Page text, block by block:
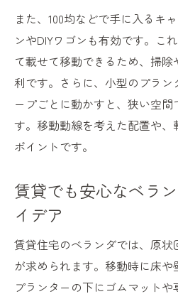
キッチンワゴンを使
の工夫
屋外プランターにも
方
移動式ベランダ菜園
る方法
材料費ゼロで始める
ペットボトル再利用
デア
賃貸でも簡単にでき
また、100均などで手に入るキ
ンやDIYワゴンも有効です。こ
て載せて移動できるため、掃
利です。さらに、小型のプラ
ープごとに動かすと、狭い空間
す。移動動線を考えた配置や
ポイントです。
賃貸でも安心なベラ
イデア
賃貸住宅のベランダでは、原
が求められます。移動時に床や
プランターの下にゴムマット